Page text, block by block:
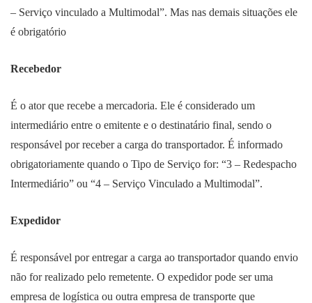
– Serviço vinculado a Multimodal”. Mas nas demais situações ele
é obrigatório
Recebedor
É o ator que recebe a mercadoria. Ele é considerado um
intermediário entre o emitente e o destinatário final, sendo o
responsável por receber a carga do transportador. É informado
obrigatoriamente quando o Tipo de Serviço for: “3 – Redespacho
Intermediário” ou “4 – Serviço Vinculado a Multimodal”.
Expedidor
É responsável por entregar a carga ao transportador quando envio
não for realizado pelo remetente. O expedidor pode ser uma
empresa de logística ou outra empresa de transporte que